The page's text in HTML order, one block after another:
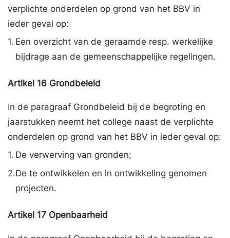
verplichte onderdelen op grond van het BBV in
ieder geval op:
1. Een overzicht van de geraamde resp. werkelijke
bijdrage aan de gemeenschappelijke regelingen.
Artikel 16 Grondbeleid
In de paragraaf Grondbeleid bij de begroting en
jaarstukken neemt het college naast de verplichte
onderdelen op grond van het BBV in ieder geval op:
1. De verwerving van gronden;
2.De te ontwikkelen en in ontwikkeling genomen
projecten.
Artikel 17 Openbaarheid